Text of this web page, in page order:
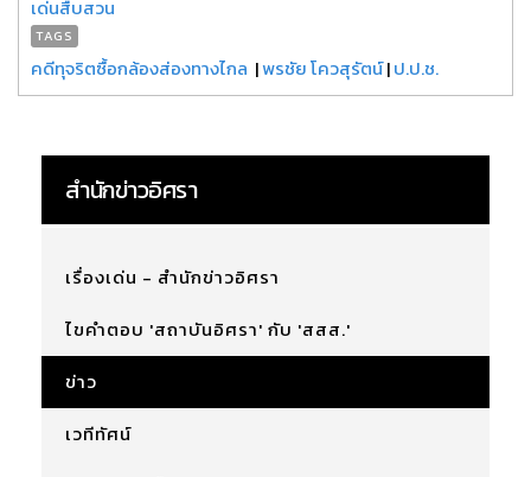
เด่นสืบสวน
TAGS
คดีทุจริตซื้อกล้องส่องทางไกล |พรชัย โควสุรัตน์|ป.ป.ช.
สำนักข่าวอิศรา
เรื่องเด่น - สำนักข่าวอิศรา
ไขคำตอบ 'สถาบันอิศรา' กับ 'สสส.'
ข่าว
เวทีทัศน์